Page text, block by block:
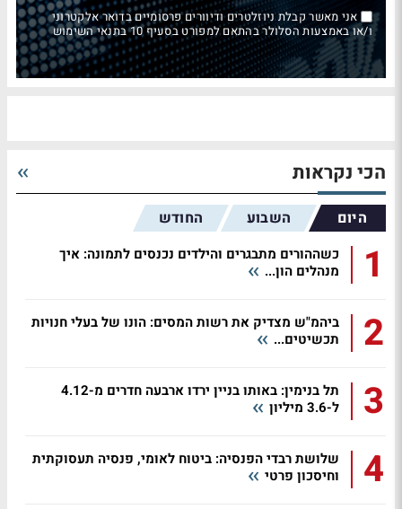
אני מאשר קבלת ניוזלטרים ודיוורים פרסומיים בדואר אלקטרוני
ו/או באמצעות הסלולר בהתאם למפורט בסעיף 10 בתנאי השימוש
הכי נקראות
היום השבוע החודש
1
כשההורים מתבגרים והילדים נכנסים לתמונה: איך
מנהלים הון...
2
ביהמ"ש מצדיק את רשות המסים: הונו של בעלי חנויות
תכשיטים...
3
תל בנימין: באותו בניין ירדו ארבעה חדרים מ-4.12
ל-3.6 מיליון
4
שלושת רבדי הפנסיה: ביטוח לאומי, פנסיה תעסוקתית
וחיסכון פרטי